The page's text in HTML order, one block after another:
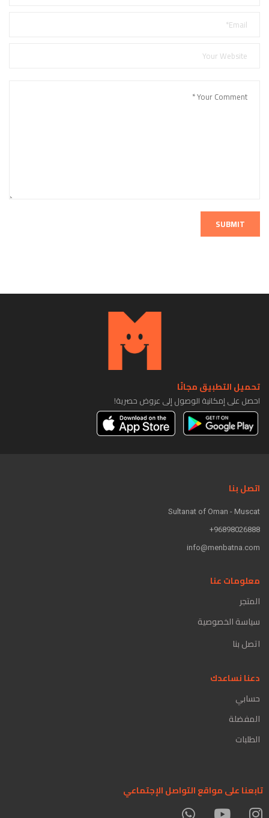
SUBMIT
تحميل التطبيق مجانًا
احصل على إمكانية الوصول إلى عروض حصرية!
اتصل بنا
Sultanat of Oman - Muscat
96898026888+
info@menbatna.com
معلومات عنا
المتجر
سياسة الخصوصية
اتصل بنا
دعنا نساعدك
حسابي
المفضلة
الطلبات
تابعنا على مواقع التواصل الإجتماعي